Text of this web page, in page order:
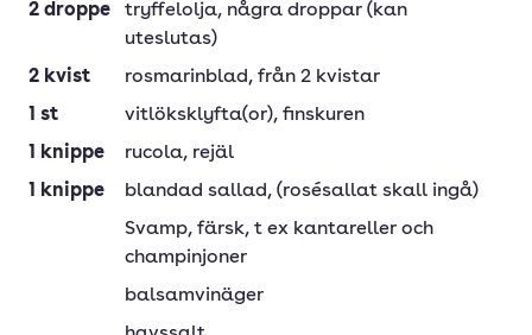
2 droppe tryffelolja, några droppar (kan
uteslutas)
2 kvist rosmarinblad, från 2 kvistar
1 st vitlöksklyfta(or), finskuren
1
knippe rucola, rejäl
1
knippe blandad sallad, (rosésallat skall ingå)
Svamp, färsk, t ex kantareller och
champinjoner
balsamvinäger